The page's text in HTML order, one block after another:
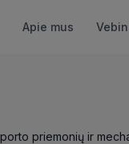
Apie mus